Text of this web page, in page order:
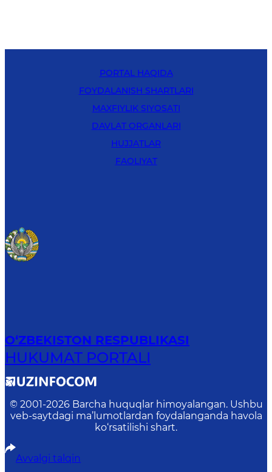
PORTAL HAQIDA
FOYDALANISH SHARTLARI
MAXFIYLIK SIYOSATI
DAVLAT ORGANLARI
HUJJATLAR
FAOLIYAT
O‘ZBEKISTON RESPUBLIKASI
HUKUMAT PORTALI
© 2001-2026 Barcha huquqlar himoyalangan. Ushbu
veb-saytdagi ma’lumotlardan foydalanganda havola
ko‘rsatilishi shart.
Avvalgi talqin